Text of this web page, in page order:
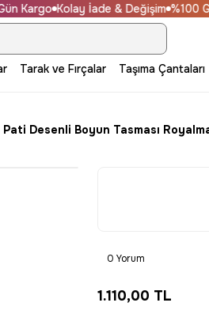
Kargo Kolay İade & Değişim %100
Tarak ve Fırçalar Taşıma Çantaları
Desenli Boyun Tasması
0 Yorum
1.110,00 TL